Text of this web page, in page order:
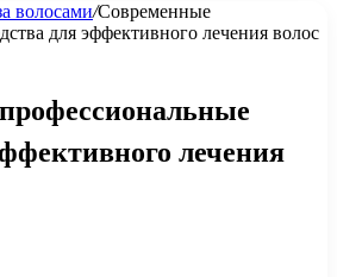
волосами/Современные
для эффективного лечения волос
лечения